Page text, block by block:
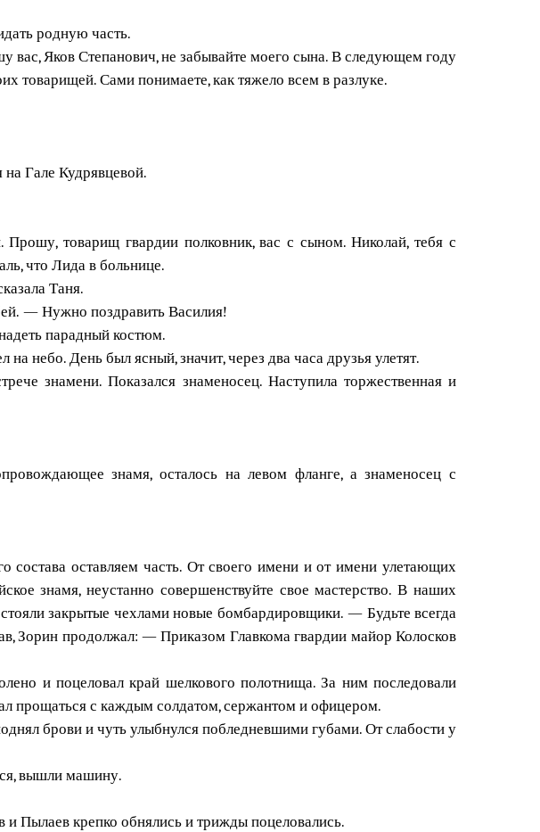
родную часть.
Яков Степанович, не забывайте моего сына. В следующем году
товарищей. Сами понимаете, как тяжело всем в разлуке.
Гале Кудрявцевой.
товарищ гвардии полковник, вас с сыном. Николай, тебя с
что Лида в больнице.
Таня.
— Нужно поздравить Василия!
парадный костюм.
небо. День был ясный, значит, через два часа друзья улетят.
знамени. Показался знаменосец. Наступила торжественная и
знамя, осталось на левом фланге, а знаменосец с
оставляем часть. От своего имени и от имени улетающих
знамя, неустанно совершенствуйте свое мастерство. В наших
закрытые чехлами новые бомбардировщики. — Будьте всегда
Зорин продолжал: — Приказом Главкома гвардии майор Колосков
и поцеловал край шелкового полотнища. За ним последовали
прощаться с каждым солдатом, сержантом и офицером.
брови и чуть улыбнулся побледневшими губами. От слабости у
вышли машину.
Пылаев крепко обнялись и трижды поцеловались.